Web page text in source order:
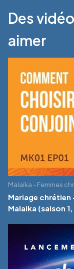
Des
aimer
Malaïka - Femmes
Mariage
Malaika (saison